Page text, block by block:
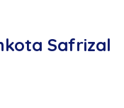
Safrizal